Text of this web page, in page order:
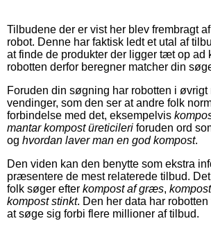
Tilbudene der er vist her blev frembragt
robot. Denne har faktisk ledt et utal af
at finde de produkter der ligger tæt op ad
robotten derfor beregner matcher din
Foruden din søgning har robotten i øvrigt
vendinger, som den ser at andre folk
forbindelse med det, eksempelvis
mantar kompost üreticileri foruden ord
og hvordan laver man en god kompost.
Den viden kan den benytte som ekstra
præsentere de mest relaterede tilbud.
folk søger efter kompost af græs,
kompost stinkt. Den her data har
at søge sig forbi flere millioner af tilbud.